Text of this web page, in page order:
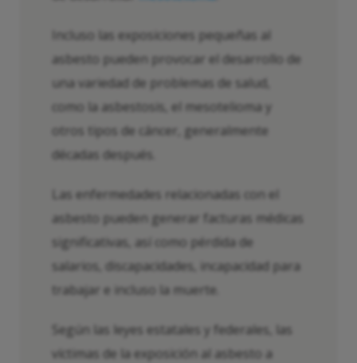
Incluso las exposiciones pequeñas al
asbesto pueden provocar el desarrollo de
una variedad de problemas de salud,
como la asbestosis, el mesotelioma y
otros tipos de cáncer, generalmente
décadas después.
Las enfermedades relacionadas con el
asbesto pueden generar facturas médicas
significativas, así como pérdida de
salarios, discapacidades, incapacidad para
trabajar e incluso la muerte.
Según las leyes estatales y federales, las
víctimas de la exposición al asbesto a